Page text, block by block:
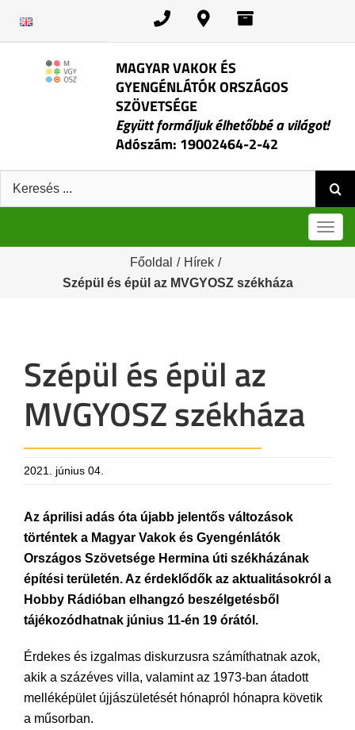
MAGYAR VAKOK ÉS
GYENGÉNLÁTÓK ORSZÁGOS
SZÖVETSÉGE
Együtt formáljuk élhetőbbé a világot!
Adószám: 19002464-2-42
Keresés:
Főoldal / Hírek /
Szépül és épül az MVGYOSZ székháza
Szépül és épül az
MVGYOSZ székháza
2021. június 04.
Az áprilisi adás óta újabb jelentős változások
történtek a Magyar Vakok és Gyengénlátók
Országos Szövetsége Hermina úti székházának
építési területén. Az érdeklődők az aktualitásokról a
Hobby Rádióban elhangzó beszélgetésből
tájékozódhatnak június 11-én 19 órától.
Érdekes és izgalmas diskurzusra számíthatnak azok,
akik a százéves villa, valamint az 1973-ban átadott
melléképület újjászületését hónapról hónapra követik
a műsorban.